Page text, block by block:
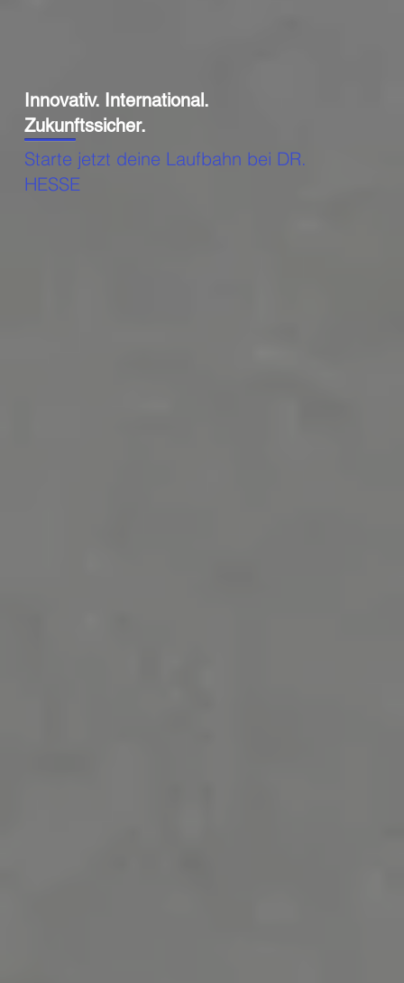
Innovativ. International.
Zukunftssicher.
Starte jetzt deine Laufbahn bei DR.
HESSE